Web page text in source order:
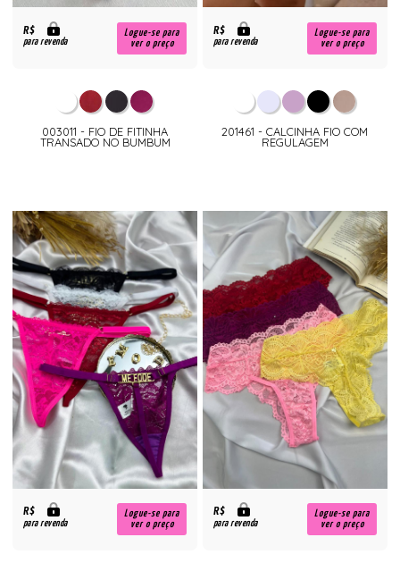
R$
para revenda
Logue-se para
ver o preço
003011 - FIO DE FITINHA
TRANSADO NO BUMBUM
R$
para revenda
Logue-se para
ver o preço
201461 - CALCINHA FIO COM
REGULAGEM
R$
para revenda
Logue-se para
ver o preço
R$
para revenda
Logue-se para
ver o preço